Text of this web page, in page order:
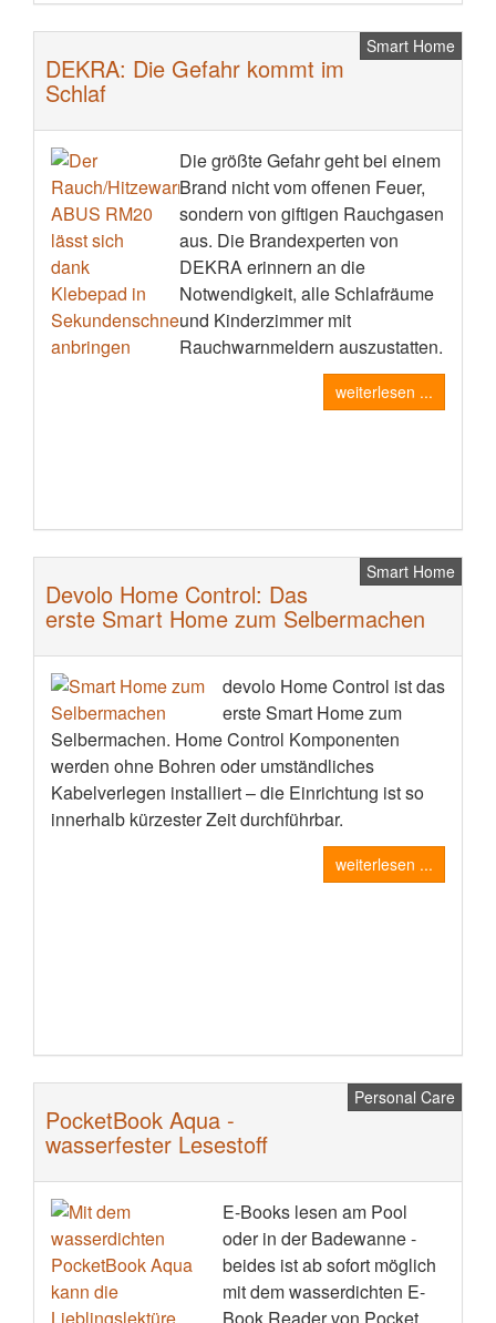
Smart Home
DEKRA: Die Gefahr kommt im
Schlaf
Die größte Gefahr geht bei einem
Brand nicht vom offenen Feuer,
sondern von giftigen Rauchgasen
aus. Die Brandexperten von
DEKRA erinnern an die
Notwendigkeit, alle Schlafräume
und Kinderzimmer mit
Rauchwarnmeldern auszustatten.
weiterlesen ...
Smart Home
Devolo Home Control: Das
erste Smart Home zum Selbermachen
devolo Home Control ist das
erste Smart Home zum
Selbermachen. Home Control Komponenten
werden ohne Bohren oder umständliches
Kabelverlegen installiert – die Einrichtung ist so
innerhalb kürzester Zeit durchführbar.
weiterlesen ...
Personal Care
PocketBook Aqua -
wasserfester Lesestoff
E-Books lesen am Pool
oder in der Badewanne -
beides ist ab sofort möglich
mit dem wasserdichten E-